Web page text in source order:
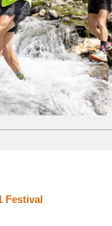
Festival